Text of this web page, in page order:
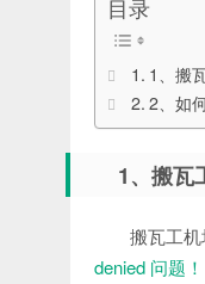
目录
1、搬
2、如
1、搬瓦
搬瓦工
denied 问题！